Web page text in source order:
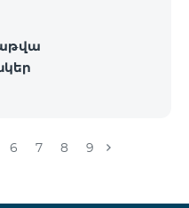
6 7 8 9